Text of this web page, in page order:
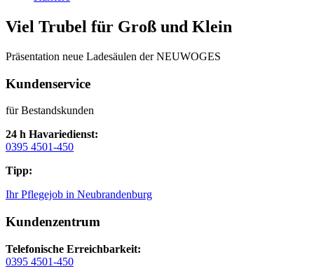
Viel Trubel für Groß und Klein
Präsentation neue Ladesäulen der NEUWOGES
Kundenservice
für Bestandskunden
24 h Havariedienst:
0395 4501-450
Tipp:
Ihr Pflegejob in Neubrandenburg
Kundenzentrum
Telefonische Erreichbarkeit:
0395 4501-450